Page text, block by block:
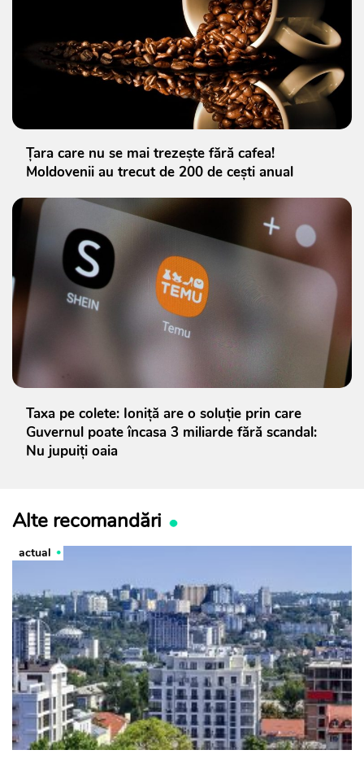
Țara care nu se mai trezește fără cafea!
Moldovenii au trecut de 200 de cești anual
Taxa pe colete: Ioniță are o soluție prin care
Guvernul poate încasa 3 miliarde fără scandal:
Nu jupuiți oaia
Alte recomandări
actual